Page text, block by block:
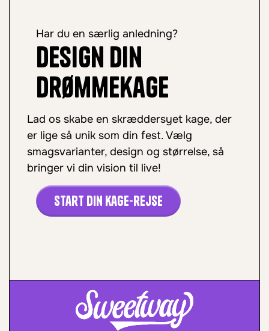
Har du en særlig anledning?
Design din
drømmekage
Lad os skabe en skræddersyet kage, der
er lige så unik som din fest. Vælg
smagsvarianter, design og størrelse, så
bringer vi din vision til live!
Start din kage-rejse